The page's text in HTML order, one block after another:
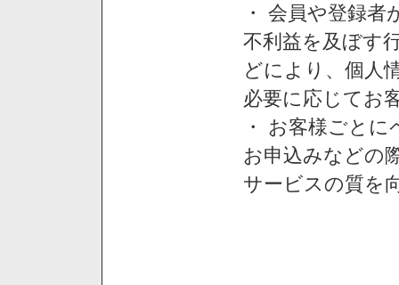
・ 会員や登録
不利益を及ぼす
どにより、個人
必要に応じてお
・ お客様ごと
お申込みなどの
サービスの質を